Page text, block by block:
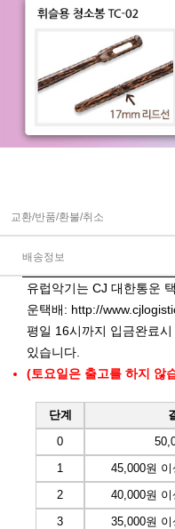
교환/반품/환불/취소
배송정보
유럽악기는 CJ 대한통운
운택배: http://
평일 16시까지 입금완료
있습니다.
(토요일은 출고를 하지 않
단계
0
1
45,000원
2
40,000원
3
35,000원